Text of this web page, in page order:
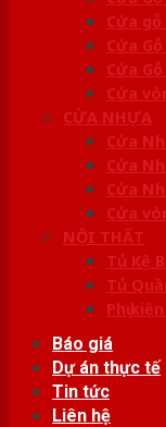
Cửa gỗ
Cửa
Cửa
Cửa
CỬA NHỰA
Cửa
Cửa
Cửa
Cửa
NỘI THẤT
Tủ Kệ
Tủ
Phụ
Báo giá
Dự án thực tế
Tin tức
Liên hệ